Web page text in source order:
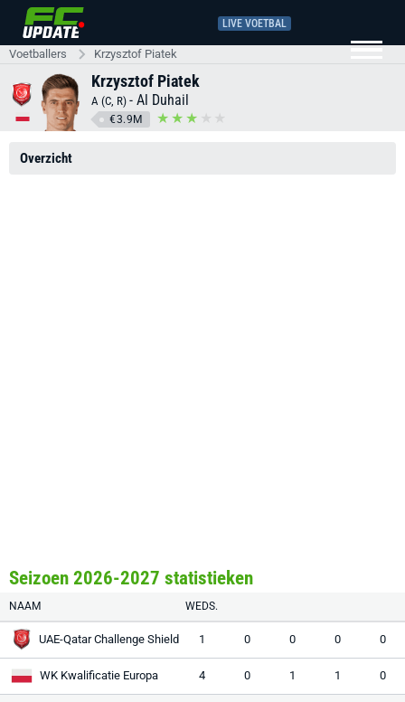
LIVE VOETBAL
Voetballers Krzysztof Piatek
Krzysztof Piatek
A (C, R) - Al Duhail
€3.9M
Overzicht
Seizoen 2026-2027 statistieken
NAAM WEDS.
UAE-Qatar Challenge Shield 1 0 0 0 0
WK Kwalificatie Europa 4 0 1 1 0